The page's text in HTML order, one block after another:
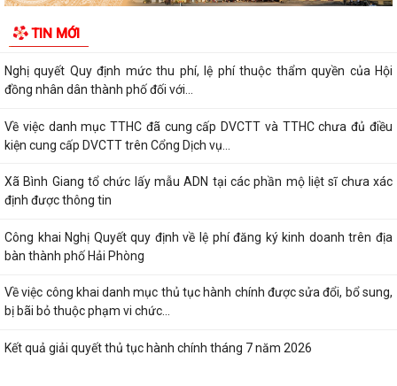
TIN MỚI
chương Thanh niên xung phong vẻ...
Nghị quyết Quy định mức thu phí, lệ phí thuộc thẩm quyền của Hội
đồng nhân dân thành phố đối với...
Về việc danh mục TTHC đã cung cấp DVCTT và TTHC chưa đủ điều
kiện cung cấp DVCTT trên Cổng Dịch vụ...
Xã Bình Giang tổ chức lấy mẫu ADN tại các phần mộ liệt sĩ chưa xác
định được thông tin
Công khai Nghị Quyết quy định về lệ phí đăng ký kinh doanh trên địa
bàn thành phố Hải Phòng
Về việc công khai danh mục thủ tục hành chính được sửa đổi, bổ sung,
bị bãi bỏ thuộc phạm vi chức...
Kết quả giải quyết thủ tục hành chính tháng 7 năm 2026